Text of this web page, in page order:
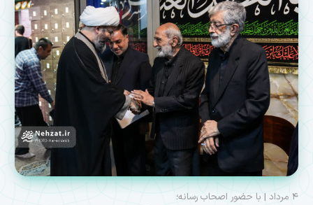
۴ مرداد | با حضور اصحاب رسانه؛